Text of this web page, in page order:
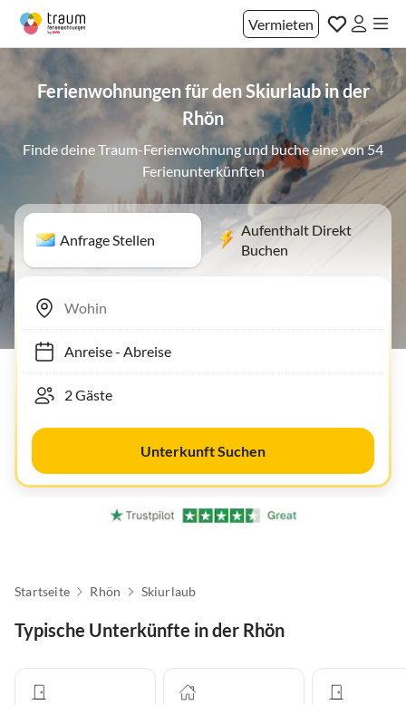
Vermieten
Ferienwohnungen für den Skiurlaub in der
Rhön
Finde deine Traum-Ferienwohnung und buche eine von 54
Ferienunterkünften
Anfrage Stellen
Aufenthalt Direkt
Buchen
Anreise- Abreise
Unterkunft Suchen
Startseite Rhön Skiurlaub
Typische Unterkünfte in der Rhön